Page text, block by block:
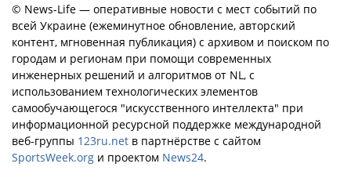
© News-Life — оперативные новости с мест событий по
всей Украине (ежеминутное обновление, авторский
контент, мгновенная публикация) с архивом и поиском по
городам и регионам при помощи современных
инженерных решений и алгоритмов от NL, с
использованием технологических элементов
самообучающегося "искусственного интеллекта" при
информационной ресурсной поддержке международной
веб-группы 123ru.net в партнёрстве с сайтом
SportsWeek.org и проектом News24.